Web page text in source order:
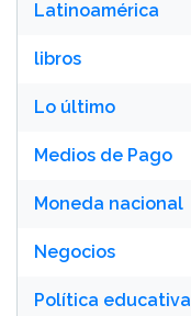
Latinoamérica
libros
Lo último
Medios de Pago
Moneda nacional
Negocios
Política educativa